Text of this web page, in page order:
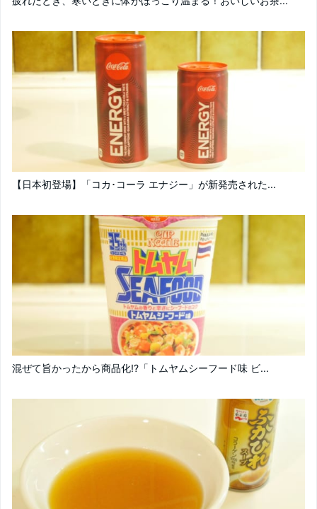
【日本初登場】「コカ･コーラ エナジー」が新発売された...
混ぜて旨かったから商品化!?「トムヤムシーフード味 ビ...